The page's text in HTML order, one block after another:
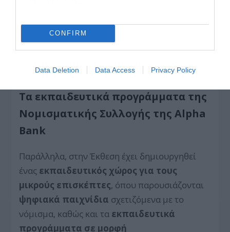
CONFIRM
Data Deletion Data Access Privacy Policy
Τα εκπαιδευτικά προγράμματα της
Νομισματικής Συλλογής της Alpha
Bank
Παράλληλα, στην Έκθεση έχει δημιουργηθεί
ένας εκπαιδευτικός χώρος για τους
μικρούς επισκέπτες, όπου παρουσιάζονται
ψηφιακά παιχνίδια σχετιζόμενα με το
νόμισμα, καθώς και τα εκπαιδευτικά
προγράμματα σε μορφή